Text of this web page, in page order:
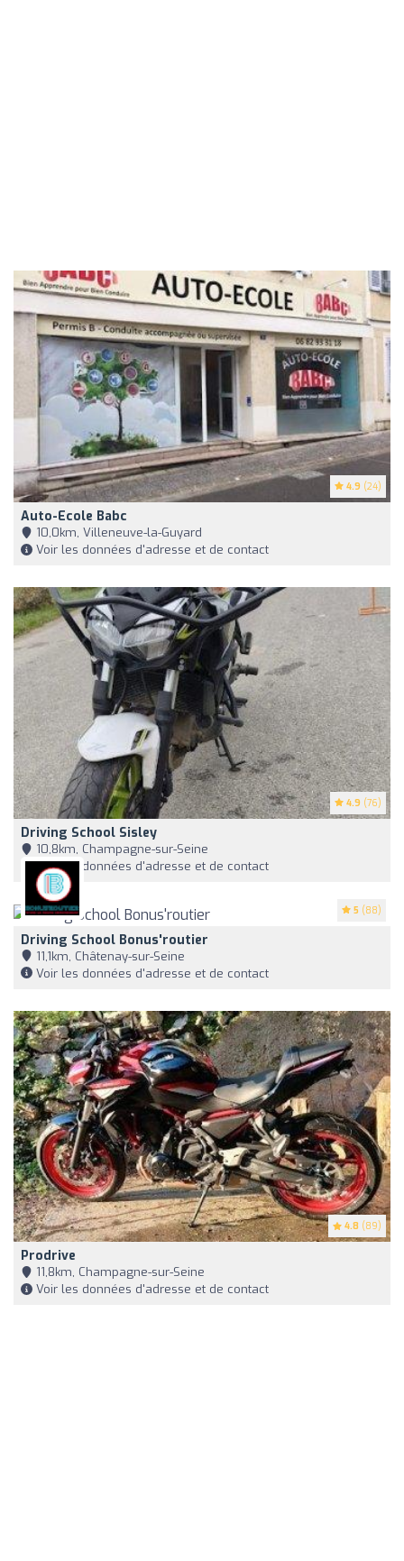
4.9 (24)
Auto-Ecole Babc
10,0km, Villeneuve-la-Guyard
Voir les données d'adresse et de contact
4.9 (76)
Driving School Sisley
10,8km, Champagne-sur-Seine
Voir les données d'adresse et de contact
5 (88)
Driving School Bonus'routier
11,1km, Châtenay-sur-Seine
Voir les données d'adresse et de contact
4.8 (89)
Prodrive
11,8km, Champagne-sur-Seine
Voir les données d'adresse et de contact